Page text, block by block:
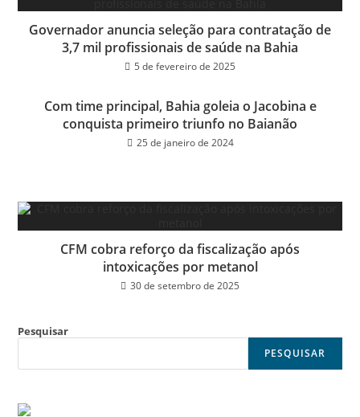
Governador anuncia seleção para contratação de
3,7 mil profissionais de saúde na Bahia
5 de fevereiro de 2025
Com time principal, Bahia goleia o Jacobina e
conquista primeiro triunfo no Baianão
25 de janeiro de 2024
CFM cobra reforço da fiscalização após
intoxicações por metanol
30 de setembro de 2025
Pesquisar
PESQUISAR